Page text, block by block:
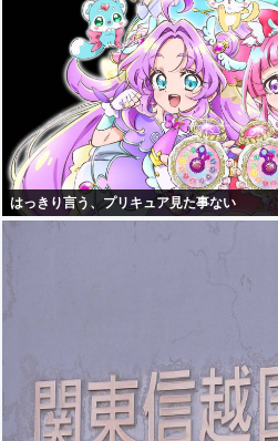
はっきり言う、プリキュア見た事ない